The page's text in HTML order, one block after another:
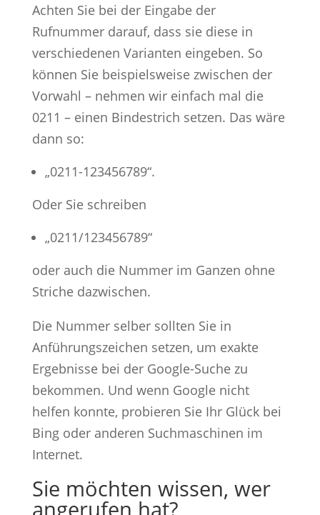
Achten Sie bei der Eingabe der
Rufnummer darauf, dass sie diese in
verschiedenen Varianten eingeben. So
können Sie beispielsweise zwischen der
Vorwahl – nehmen wir einfach mal die
0211 – einen Bindestrich setzen. Das wäre
dann so:
„0211-123456789“.
Oder Sie schreiben
„0211/123456789“
oder auch die Nummer im Ganzen ohne
Striche dazwischen.
Die Nummer selber sollten Sie in
Anführungszeichen setzen, um exakte
Ergebnisse bei der Google-Suche zu
bekommen. Und wenn Google nicht
helfen konnte, probieren Sie Ihr Glück bei
Bing oder anderen Suchmaschinen im
Internet.
Sie möchten wissen, wer
angerufen hat?